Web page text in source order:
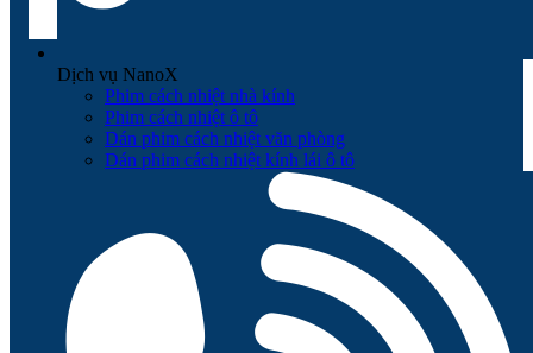
Dịch vụ NanoX
Phim cách nhiệt nhà kính
Phim cách nhiệt ô tô
Dán phim cách nhiệt văn phòng
Dán phim cách nhiệt kính lái ô tô